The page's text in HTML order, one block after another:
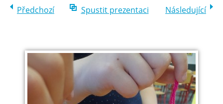
Předchozí Spustit prezentaci Následující